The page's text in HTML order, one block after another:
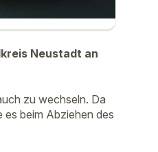
Neustadt an
zu wechseln. Da
es beim Abziehen des